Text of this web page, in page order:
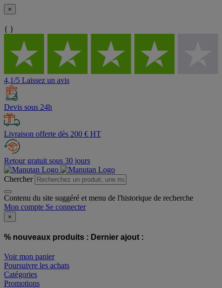
×
{ }
4,1/5 Laissez un avis
Devis sous 24h
Livraison offerte dès 200 € HT
Retour gratuit sous 30 jours
Chercher
Contenu du site suggéré et menu de l'historique de recherche
Mon compte Se connecter
×
% nouveaux produits : Dernier ajout :
Voir mon panier
Poursuivre les achats
Catégories
Promotions